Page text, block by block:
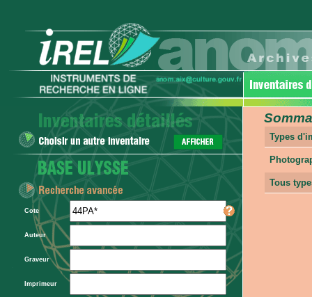
Cote
Auteur
Graveur
Imprimeur
Types
Tous